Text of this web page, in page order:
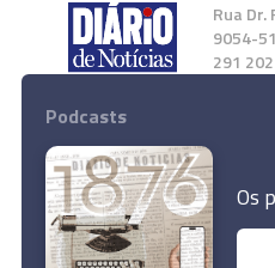
Rua Dr.
9054-
291
Instale a
Podcasts
Os